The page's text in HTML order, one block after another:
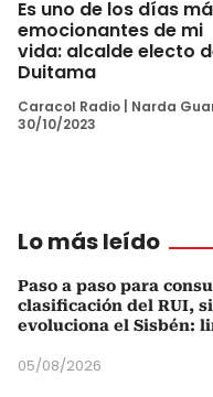
Es uno de los días
emocionantes de mi
vida: alcalde electo
Duitama
Caracol Radio
Narda
30/10/2023
Lo más leído
Paso a paso para
clasificación del RUI,
evoluciona el Sisbén:
05/08/2026